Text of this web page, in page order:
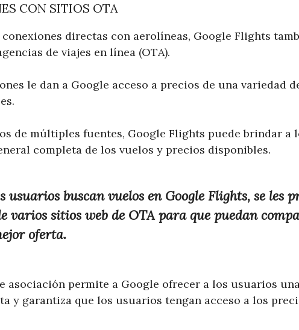
CON SITIOS OTA
conexiones directas con aerolíneas, Google Flights
de viajes en línea (OTA).
le dan a Google acceso a precios de una variedad
de múltiples fuentes, Google Flights puede brindar a
completa de los vuelos y precios disponibles.
usuarios buscan vuelos en Google Flights, se les
varios sitios web de OTA para que puedan
oferta.
asociación permite a Google ofrecer a los usuarios
y garantiza que los usuarios tengan acceso a los